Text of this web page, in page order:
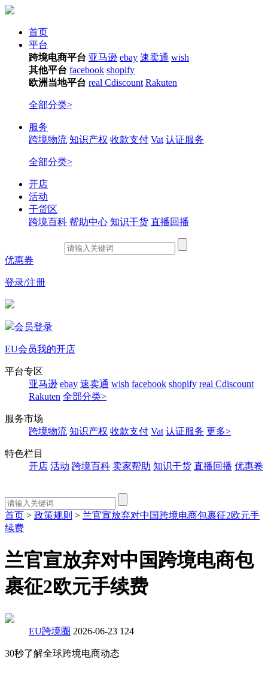
首页
平台
跨境电商平台 亚马逊 ebay 速卖通 wish
其他平台 facebook shopify
欧洲当地平台 real Cdiscount Rakuten
全部分类>
服务
跨境物流 知识产权 收款支付 Vat 认证服务
全部分类>
开店
活动
干货区
跨境百科 帮助中心 知识干货 直播回播
优惠券
登录/注册
会员登录
EU会员我的开店
平台专区
亚马逊 ebay 速卖通 wish facebook shopify real Cdiscount
Rakuten 全部分类>
服务市场
跨境物流 知识产权 收款支付 Vat 认证服务 更多>
特色栏目
开店 活动 跨境百科 卖家帮助 知识干货 直播回播 优惠卷
首页 > 政策规则 > 兰官宣放弃对中国跨境电商包裹征2欧元手
续费
兰官宣放弃对中国跨境电商包
裹征2欧元手续费
EU跨境圈 2026-06-23 124
30秒了解全球跨境电商动态